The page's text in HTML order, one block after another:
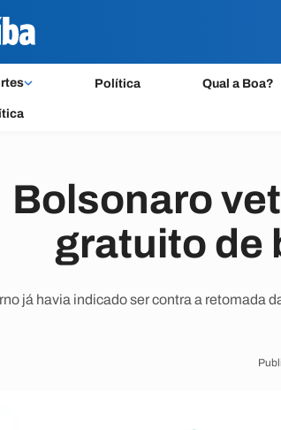
Política Qual a Boa?
Bolsonaro
gratuito de
já havia indicado ser contra a retomada